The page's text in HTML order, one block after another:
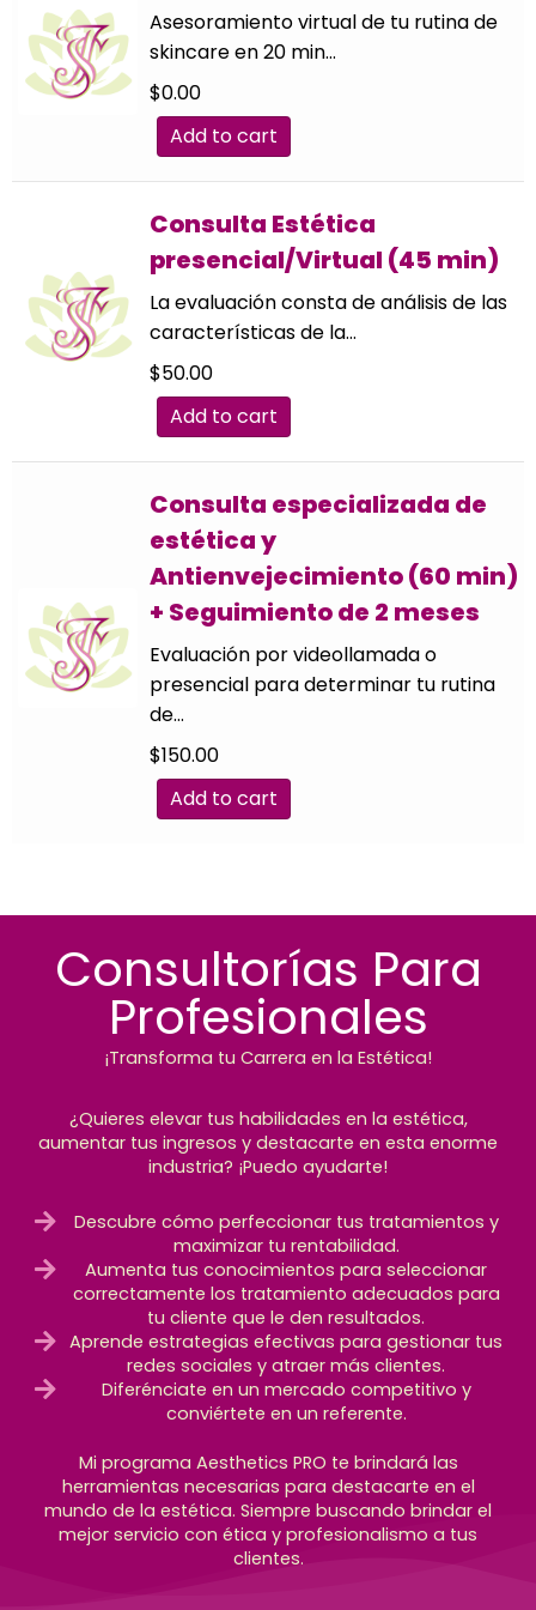
Asesoramiento virtual de tu rutina de
skincare en 20 min…
$0.00
Add to cart
Consulta Estética
presencial/Virtual (45 min)
La evaluación consta de análisis de las
características de la…
$50.00
Add to cart
Consulta especializada de
estética y
Antienvejecimiento (60 min)
+ Seguimiento de 2 meses
Evaluación por videollamada o
presencial para determinar tu rutina
de…
$150.00
Add to cart
Consultorías Para
Profesionales
¡Transforma tu Carrera en la Estética!
¿Quieres elevar tus habilidades en la estética,
aumentar tus ingresos y destacarte en esta enorme
industria? ¡Puedo ayudarte!
Descubre cómo perfeccionar tus tratamientos y
maximizar tu rentabilidad.
Aumenta tus conocimientos para seleccionar
correctamente los tratamiento adecuados para
tu cliente que le den resultados.
Aprende estrategias efectivas para gestionar tus
redes sociales y atraer más clientes.
Diferénciate en un mercado competitivo y
conviértete en un referente.
Mi programa Aesthetics PRO te brindará las
herramientas necesarias para destacarte en el
mundo de la estética. Siempre buscando brindar el
mejor servicio con ética y profesionalismo a tus
clientes.